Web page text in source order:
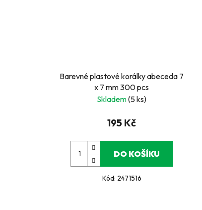
Barevné plastové korálky abeceda 7
x 7 mm 300 pcs
Skladem(5 ks)
195 Kč
DO KOŠÍKU
Kód: 2471516